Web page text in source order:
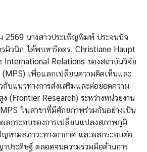
2569 นางสาวประเพ็ญพิมพ์ ประจนปัจ
วนิก ได้พบหารือดร. Christiane Haupt
Relations ของสถาบันวิจัย
เพื่อแลกเปลี่ยนความคิดเห็นและ
กับแนวทางการส่งเสริมและต่อยอดความ
(Frontier Research) ระหว่างหน่วยงาน
ในสาขาที่มีศักยภาพร่วมกันอย่างเป็น
ผลกระทบของการเปลี่ยนแปลงสภาพภูมิ
หามลภาวะทางอากาศ และผลกระทบต่อ
ประดิษฐ์ ตลอดจนความร่วมมือด้านการ